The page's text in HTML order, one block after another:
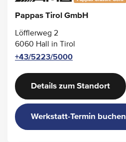
Pappas Tirol GmbH
Löfflerweg 2
6060 Hall in Tirol
+43/5223/5000
Details zum Standort
Werkstatt-Termin buchen